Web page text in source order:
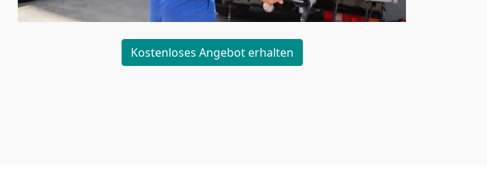
Kostenloses Angebot erhalten